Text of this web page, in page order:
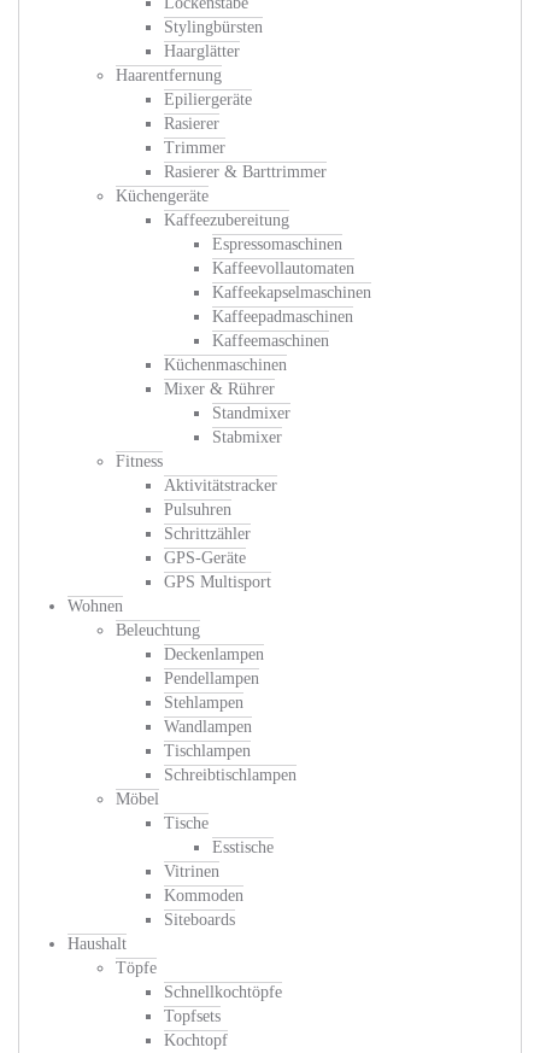
Stylingbürsten
Haarglätter
Haarentfernung
Epiliergeräte
Rasierer
Trimmer
Rasierer & Barttrimmer
Küchengeräte
Kaffeezubereitung
Espressomaschinen
Kaffeevollautomaten
Kaffeekapselmaschinen
Kaffeepadmaschinen
Kaffeemaschinen
Küchenmaschinen
Mixer & Rührer
Standmixer
Stabmixer
Fitness
Aktivitätstracker
Pulsuhren
Schrittzähler
GPS-Geräte
GPS Multisport
Wohnen
Beleuchtung
Deckenlampen
Pendellampen
Stehlampen
Wandlampen
Tischlampen
Schreibtischlampen
Möbel
Tische
Esstische
Vitrinen
Kommoden
Siteboards
Haushalt
Töpfe
Schnellkochtöpfe
Topfsets
Kochtopf